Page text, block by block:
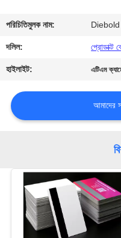
যোগাযোগ
করুন
খবর
জন্য
আবেদন
সাইট
পরিচিতিমুলক নাম: Diebold
দলিল: প্রোডাক্ট
হাইলাইট: এটিএম
আমাদের